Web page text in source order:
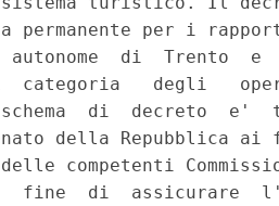
permanente per i
autonome  di  Trento
categoria   degli
schema  di  decreto  e'
della Repubblica
competenti
fine  di  assicurare